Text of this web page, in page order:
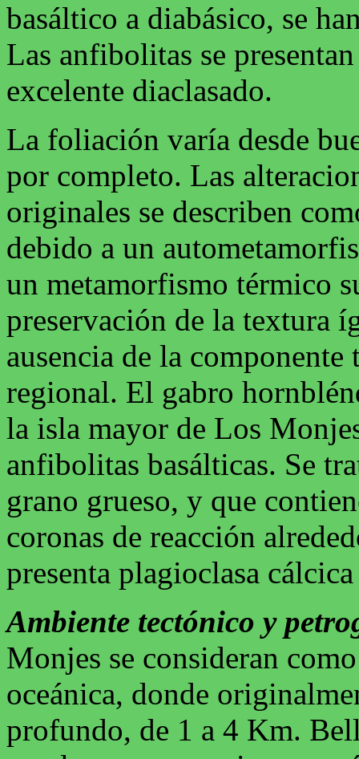
basáltico a diabásico, se
Las anfibolitas se
excelente diaclasado.
La foliación varía desde
por completo. Las
originales se describen
debido a un
un metamorfismo térmico
preservación de la textura
ausencia de la
regional. El gabro
la isla mayor de Los
anfibolitas basálticas. Se
grano grueso, y que
coronas de reacción
presenta plagioclasa
Ambiente tectónico y
Monjes se consideran
oceánica, donde
profundo, de 1 a 4 Km.